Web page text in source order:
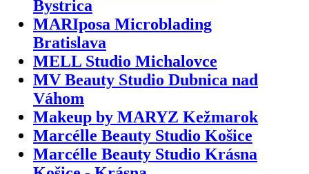
Bystrica
MARIposa Microblading
Bratislava
MELL Studio Michalovce
MV Beauty Studio Dubnica nad
Váhom
Makeup by MARYZ Kežmarok
Marcélle Beauty Studio Košice
Marcélle Beauty Studio Krásna